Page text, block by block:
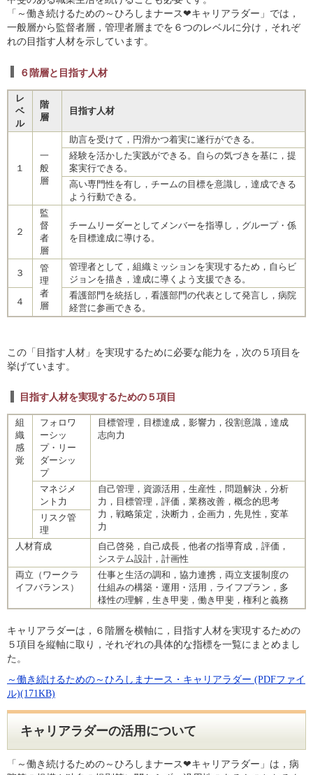
「～働き続けるための～ひろしまナース❤キャリアラダー」では，
一般層から監督者層，管理者層までを６つのレベルに分け，それぞ
れの目指す人材を示しています。
６階層と目指す人材
レ
ベ
ル
階
層
目指す人材
１
一
般
層
助言を受けて，円滑かつ着実に遂行ができる。
経験を活かした実践ができる。自らの気づきを基に，提
案実行できる。
高い専門性を有し，チームの目標を意識し，達成できる
よう行動できる。
２
監
督
者
層
チームリーダーとしてメンバーを指導し，グループ・係
を目標達成に導ける。
３
管
理
者
層
管理者として，組織ミッションを実現するため，自らビ
ジョンを描き，達成に導くよう支援できる。
４
看護部門を統括し，看護部門の代表として発言し，病院
経営に参画できる。
この「目指す人材」を実現するために必要な能力を，次の５項目を
挙げています。
目指す人材を実現するための５項目
組
織
感
覚
フォロワ
ーシッ
プ・リー
ダーシッ
プ
目標管理，目標達成，影響力，役割意識，達成
志向力
マネジメ
ント力
自己管理，資源活用，生産性，問題解決，分析
力，目標管理，評価，業務改善，概念的思考
力，戦略策定，決断力，企画力，先見性，変革
力
リスク管
理
人材育成
自己啓発，自己成長，他者の指導育成，評価，
システム設計，計画性
両立（ワークラ
イフバランス）
仕事と生活の調和，協力連携，両立支援制度の
仕組みの構築・運用・活用，ライフプラン，多
様性の理解，生き甲斐，働き甲斐，権利と義務
キャリアラダーは，６階層を横軸に，目指す人材を実現するための
５項目を縦軸に取り，それぞれの具体的な指標を一覧にまとめまし
た。
～働き続けるための～ひろしまナース・キャリアラダー (PDFファイ
ル)(171KB)
キャリアラダーの活用について
「～働き続けるための～ひろしまナース❤キャリアラダー」は，病